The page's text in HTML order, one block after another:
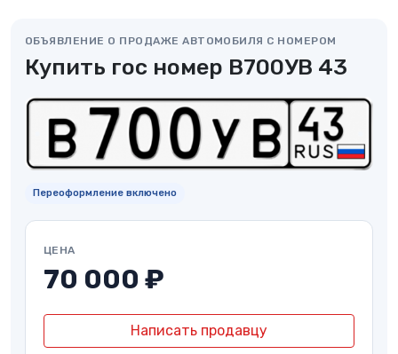
ОБЪЯВЛЕНИЕ О ПРОДАЖЕ АВТОМОБИЛЯ С НОМЕРОМ
Купить гос номер В700УВ 43
Переоформление включено
ЦЕНА
70 000 ₽
Написать продавцу